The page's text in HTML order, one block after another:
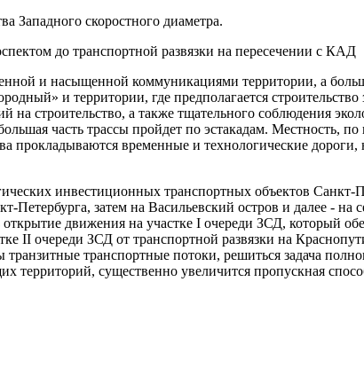
Западного скоростного диаметра.
до транспортной развязки на пересечении с КАД
и насыщенной коммуникациями территории, а
и территории, где предполагается
строительство, а также тщательного соблюдения
часть трассы пройдет по эстакадам. Местность, по
прокладываются временные и технологические
инвестиционных транспортных объектов Санкт-
затем на Васильевский остров и далее - на
открытие движения на участке I очереди ЗСД, который
II очереди ЗСД от транспортной развязки на
транспортные потоки, решиться задача
территорий, существенно увеличится пропускная